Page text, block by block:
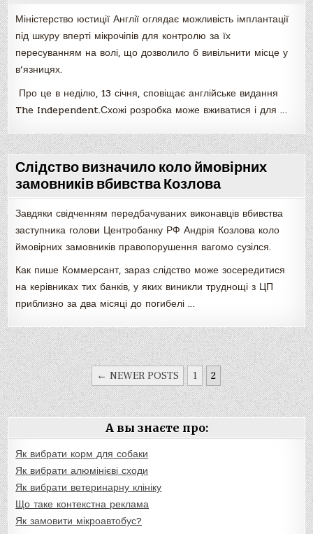
Міністерство юстиції Англії оглядає можливість імплантації
під шкуру вперті мікрочіпів для контролю за їх
пересуванням на волі, що дозволило б вивільнити місце у
в’язницях.
Про це в неділю, 13 січня, сповіщає англійське видання
The Independent.Схожі розробка може вживатися і для …
Слідство визначило коло ймовірних
замовників вбивства Козлова
Завдяки свідченням передбачуваних виконавців вбивства
заступника голови Центробанку РФ Андрія Козлова коло
ймовірних замовників правопорушення вагомо сузілся.
Как пише Коммерсант, зараз слідство може зосередитися
на керівниках тих банків, у яких виникли труднощі з ЦП
приблизно за два місяці до погибелі …
НАВИГАЦИЯ
ПО
ЗАПИСЯМ
← NEWER POSTS 1 2
А вы знаєте про:
Як вибрати корм для собаки
Як вибрати алюмінієві сходи
Як вибрати ветеринарну клініку
Що таке контекстна реклама
Як замовити мікроавтобус?